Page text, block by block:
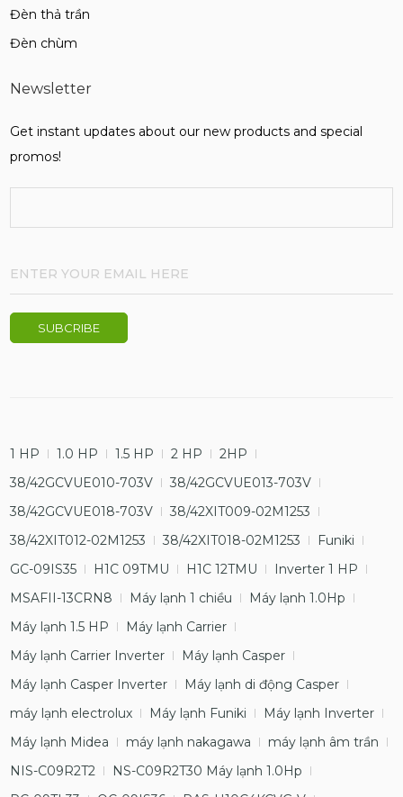
Đèn thả trần
Đèn chùm
Newsletter
Get instant updates about our new products and special
promos!
1 HP 1.0 HP 1.5 HP 2 HP
2HP
38/42GCVUE010-703V
38/42GCVUE013-703V
38/42GCVUE018-703V
38/42XIT009-02M1253
38/42XIT012-02M1253
38/42XIT018-02M1253
Funiki
GC-09IS35
H1C 09TMU H1C 12TMU
Inverter 1 HP
MSAFII-13CRN8
Máy lạnh 1 chiều
Máy lạnh 1.0Hp
Máy lạnh 1.5 HP
Máy lạnh Carrier
Máy lạnh Carrier Inverter
Máy lạnh Casper
Máy lạnh Casper Inverter
Máy lạnh di động Casper
máy lạnh electrolux
Máy lạnh Funiki
Máy lạnh Inverter
Máy lạnh Midea
máy lạnh nakagawa
máy lạnh âm trần
NIS-C09R2T2
NS-C09R2T30 Máy lạnh 1.0Hp